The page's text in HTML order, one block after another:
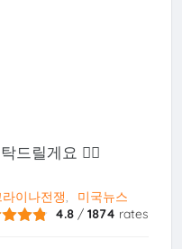
드릴게요 🙋‍♀️
이나전쟁
미국뉴스
4.8 /1874 rates